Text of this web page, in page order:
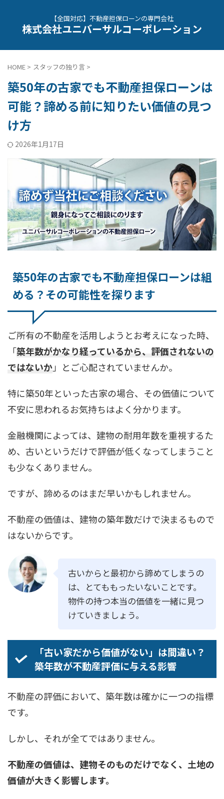
【全国対応】不動産担保ローンの専門会社
株式会社ユニバーサルコーポレーション
HOME > スタッフの独り言 >
築50年の古家でも不動産担保ローンは
可能？諦める前に知りたい価値の見つ
け方
2026年1月17日
築50年の古家でも不動産担保ローンは組
める？その可能性を探ります
ご所有の不動産を活用しようとお考えになった時、
「築年数がかなり経っているから、評価されないの
ではないか」とご心配されていませんか。
特に築50年といった古家の場合、その価値について
不安に思われるお気持ちはよく分かります。
金融機関によっては、建物の耐用年数を重視するた
め、古いというだけで評価が低くなってしまうこと
も少なくありません。
ですが、諦めるのはまだ早いかもしれません。
不動産の価値は、建物の築年数だけで決まるもので
はないからです。
古いからと最初から諦めてしまうの
は、とてももったいないことです。
物件の持つ本当の価値を一緒に見つ
けていきましょう。
「古い家だから価値がない」は間違い？
築年数が不動産評価に与える影響
不動産の評価において、築年数は確かに一つの指標
です。
しかし、それが全てではありません。
不動産の価値は、建物そのものだけでなく、土地の
価値が大きく影響します。